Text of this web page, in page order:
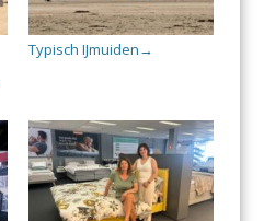
Typisch IJmuiden →